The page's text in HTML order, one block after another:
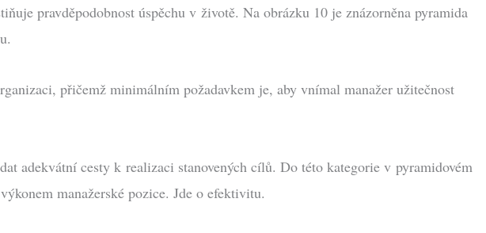
pravděpodobnost úspěchu v životě. Na obrázku 10 je znázorněna pyramida
přičemž minimálním požadavkem je, aby vnímal manažer užitečnost
adekvátní cesty k realizaci stanovených cílů. Do této kategorie v pyramidovém
manažerské pozice. Jde o efektivitu.